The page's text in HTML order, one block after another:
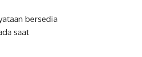
bersedia
saat